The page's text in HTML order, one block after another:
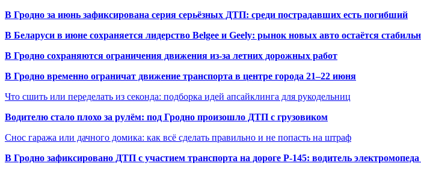
В Гродно за июнь зафиксирована серия серьёзных ДТП: среди пострадавших есть погибший
В Беларуси в июне сохраняется лидерство Belgee и Geely: рынок новых авто остаётся
В Гродно сохраняются ограничения движения из-за летних дорожных работ
В Гродно временно ограничат движение транспорта в центре города 21–22 июня
Что сшить или переделать из секонда: подборка идей апсайклинга для рукодельниц
Водителю стало плохо за рулём: под Гродно произошло ДТП с грузовиком
Снос гаража или дачного домика: как всё сделать правильно и не попасть на штраф
В Гродно зафиксировано ДТП с участием транспорта на дороге Р-145: водитель электромопеда